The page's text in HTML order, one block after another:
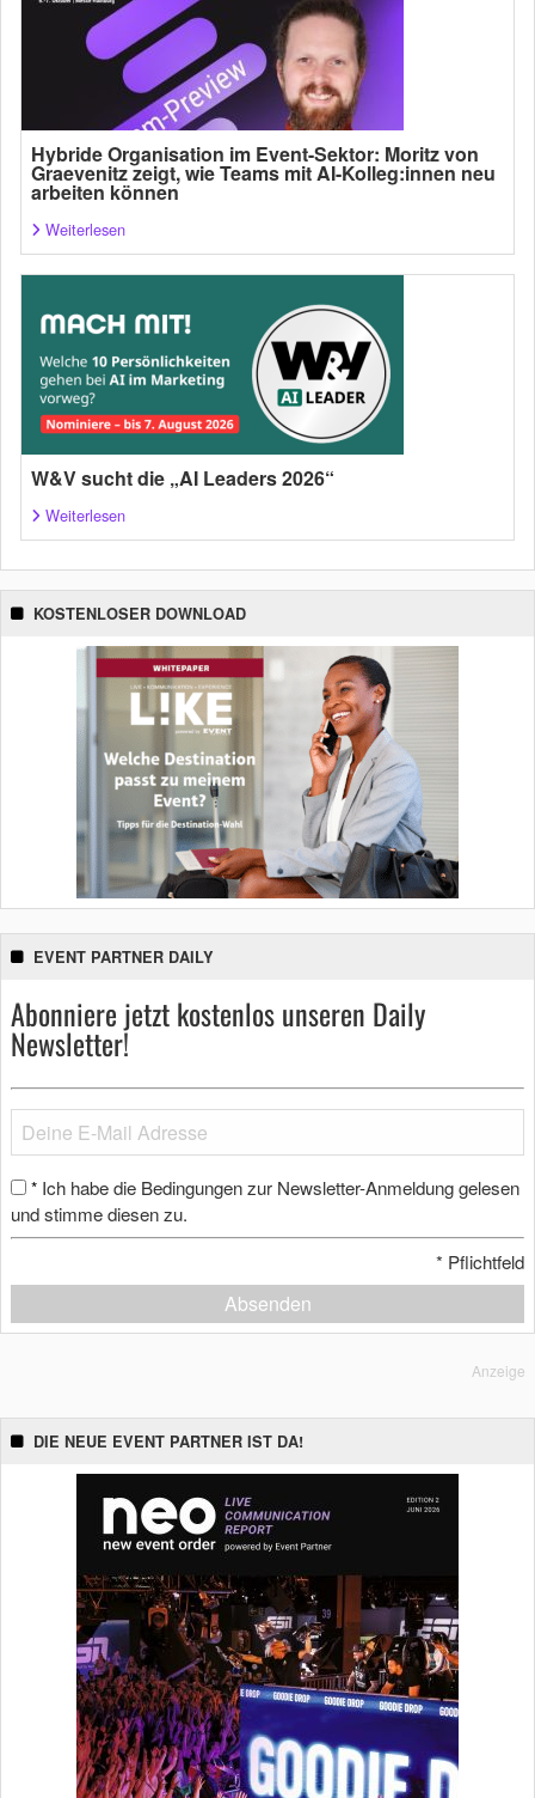
Hybride Organisation im Event-Sektor: Moritz von
Graevenitz zeigt, wie Teams mit AI-Kolleg:innen neu
arbeiten können
Weiterlesen
W&V sucht die „AI Leaders 2026“
Weiterlesen
KOSTENLOSER DOWNLOAD
EVENT PARTNER DAILY
Abonniere jetzt kostenlos unseren Daily
Newsletter!
* Ich habe die Bedingungen zur Newsletter-Anmeldung gelesen
und stimme diesen zu.
* Pflichtfeld
Absenden
Anzeige
DIE NEUE EVENT PARTNER IST DA!